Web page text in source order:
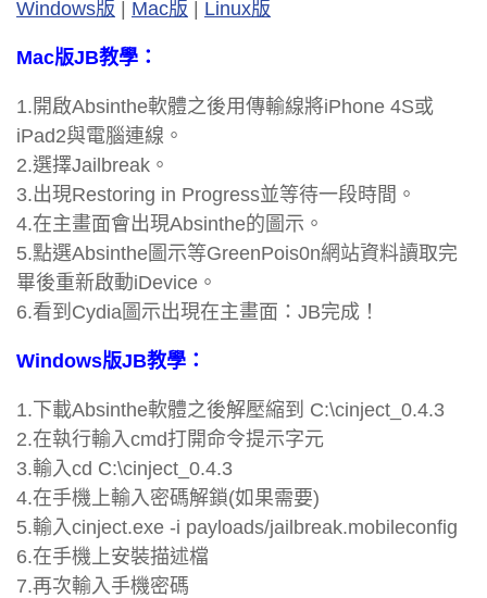
Windows版 | Mac版 | Linux版
Mac版JB教學：
1.開啟Absinthe軟體之後用傳輸線將iPhone 4S或
iPad2與電腦連線。
2.選擇Jailbreak。
3.出現Restoring in Progress並等待一段時間。
4.在主畫面會出現Absinthe的圖示。
5.點選Absinthe圖示等GreenPois0n網站資料讀取完
畢後重新啟動iDevice。
6.看到Cydia圖示出現在主畫面：JB完成！
Windows版JB教學：
1.下載Absinthe軟體之後解壓縮到 C:\cinject_0.4.3
2.在執行輸入cmd打開命令提示字元
3.輸入cd C:\cinject_0.4.3
4.在手機上輸入密碼解鎖(如果需要)
5.輸入cinject.exe -i payloads/jailbreak.mobileconfig
6.在手機上安裝描述檔
7.再次輸入手機密碼